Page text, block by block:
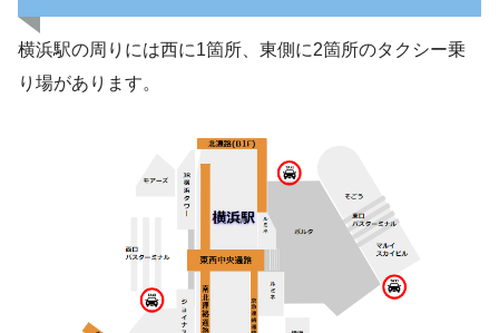
横浜駅の周りには西に1箇所、東側に2箇所のタクシー乗
り場があります。